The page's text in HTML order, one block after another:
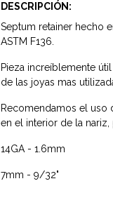
DESCRIPCIÓN:
Septum retainer hecho
ASTM F136.
Pieza increíblemente
de las joyas mas
Recomendamos el uso
en el interior de la nariz,
14GA - 1.6mm
7mm - 9/32"